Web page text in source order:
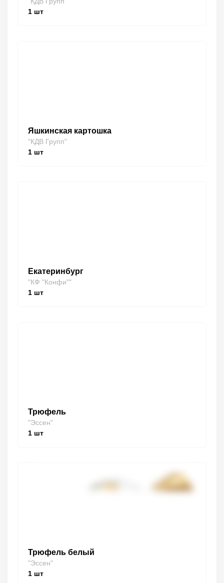
1 шт
Яшкинская картошка
"КДВ Групп"
1 шт
Екатеринбург
"КФ "Конфи""
1 шт
Трюфель
"Эссен"
1 шт
Трюфель белый
"Эссен"
1 шт